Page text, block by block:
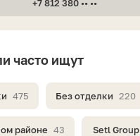
часто ищут
475 Без отделки 220
районе 43 Setl Group
+7 812 380 •• ••